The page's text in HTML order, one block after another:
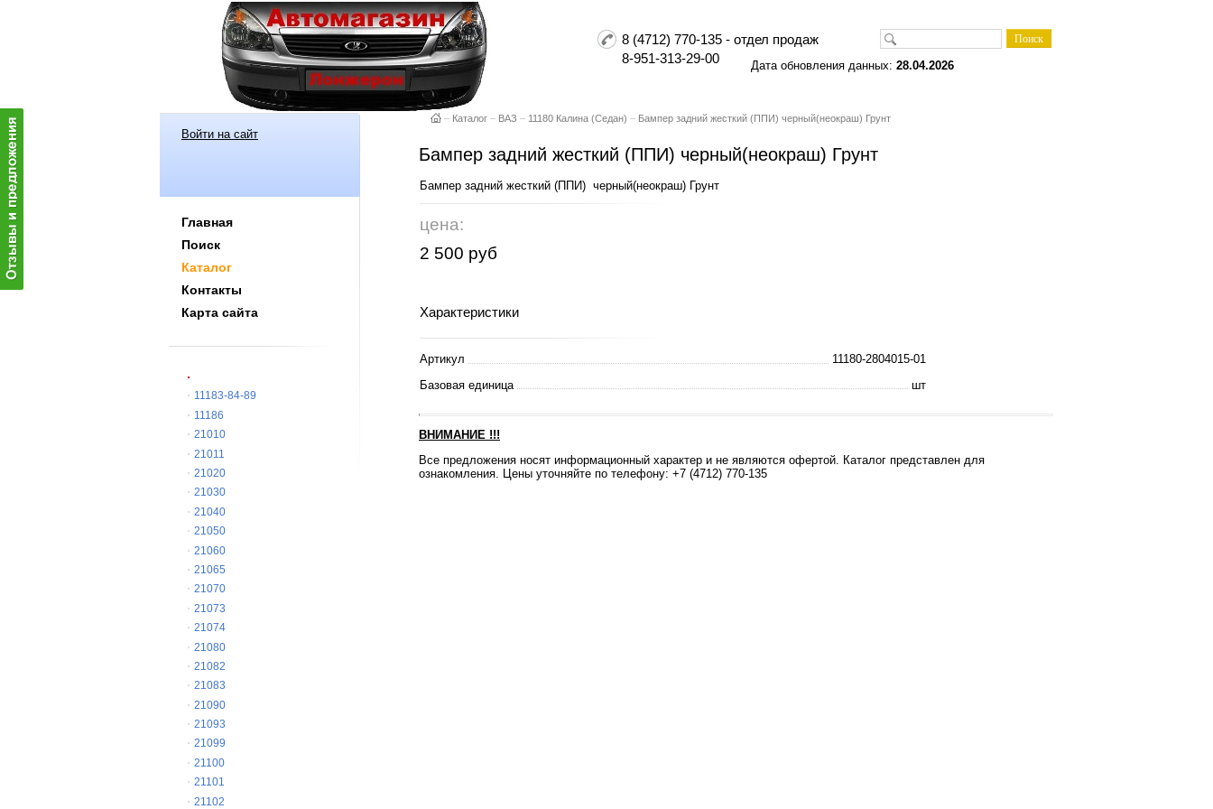
8 (4712) 770-135 - отдел продаж
8-951-313-29-00
Дата обновления данных: 28.04.2026
Войти на сайт
Главная
Поиск
Каталог
Контакты
Карта сайта
11183-84-89
11186
21010
21011
21020
21030
21040
21050
21060
21065
21070
21073
21074
21080
21082
21083
21090
21093
21099
21100
21101
21102
– Каталог – ВАЗ – 11180 Калина (Седан) – Бампер задний жесткий (ППИ) черный(неокраш) Грунт
Бампер задний жесткий (ППИ) черный(неокраш) Грунт
Бампер задний жесткий (ППИ) черный(неокраш) Грунт
цена:
2 500 руб
Характеристики
Артикул
11180-2804015-01
Базовая единица
шт
ВНИМАНИЕ !!!
Все предложения носят информационный характер и не являются офертой. Каталог представлен для
ознакомления. Цены уточняйте по телефону: +7 (4712) 770-135